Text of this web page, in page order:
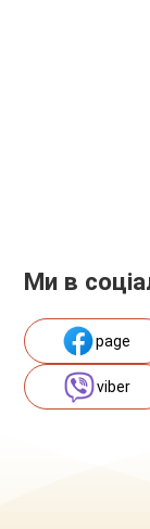
Ми в
page
viber